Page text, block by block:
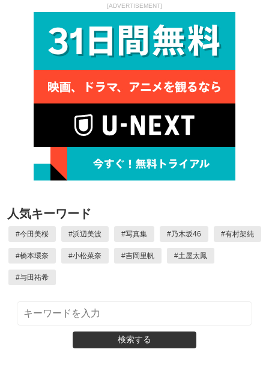
[ADVERTISEMENT]
人気キーワード
#今田美桜 #浜辺美波 #写真集 #乃木坂46 #有村架純
#橋本環奈 #小松菜奈 #吉岡里帆 #土屋太鳳
#与田祐希
検索する